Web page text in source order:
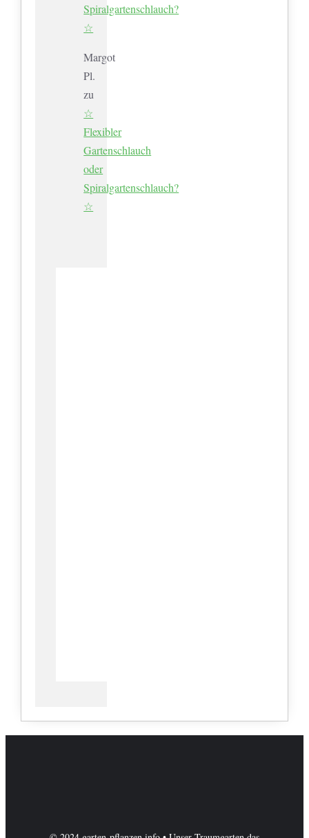
Spiralgartenschlauch?
☆
Margot
Pl.
zu
☆
Flexibler
Gartenschlauch
oder
Spiralgartenschlauch?
☆